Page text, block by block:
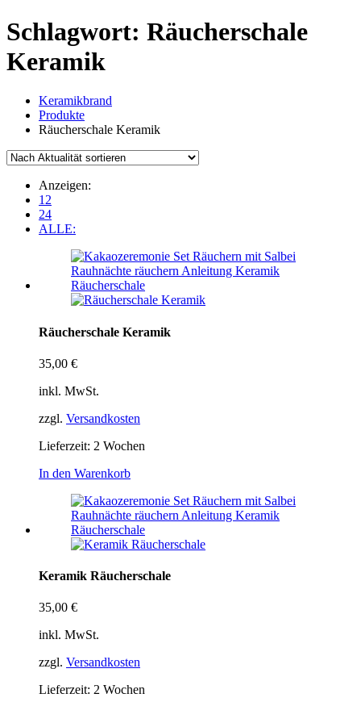
Schlagwort: Räucherschale
Keramik
Keramikbrand
Produkte
Räucherschale Keramik
Anzeigen:
12
24
ALLE:
Räucherschale Keramik
35,00 €
inkl. MwSt.
zzgl. Versandkosten
Lieferzeit: 2 Wochen
In den Warenkorb
Keramik Räucherschale
35,00 €
inkl. MwSt.
zzgl. Versandkosten
Lieferzeit: 2 Wochen